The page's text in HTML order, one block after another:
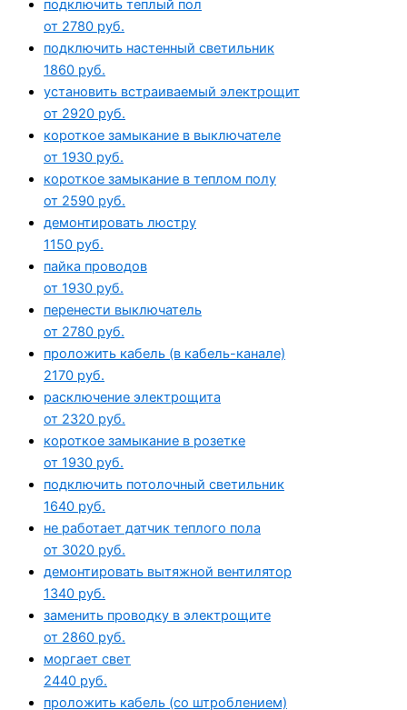
подключить теплый пол
от 2780 руб.
подключить настенный светильник
1860 руб.
установить встраиваемый электрощит
от 2920 руб.
короткое замыкание в выключателе
от 1930 руб.
короткое замыкание в теплом полу
от 2590 руб.
демонтировать люстру
1150 руб.
пайка проводов
от 1930 руб.
перенести выключатель
от 2780 руб.
проложить кабель (в кабель-канале)
2170 руб.
расключение электрощита
от 2320 руб.
короткое замыкание в розетке
от 1930 руб.
подключить потолочный светильник
1640 руб.
не работает датчик теплого пола
от 3020 руб.
демонтировать вытяжной вентилятор
1340 руб.
заменить проводку в электрощите
от 2860 руб.
моргает свет
2440 руб.
проложить кабель (со штроблением)